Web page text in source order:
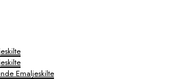
Emaljeskilte